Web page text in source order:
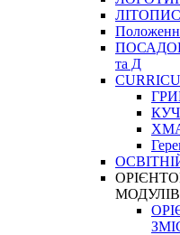
та Д